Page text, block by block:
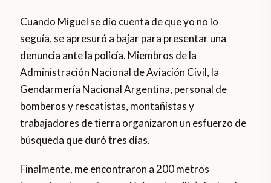
Cuando Miguel se dio cuenta de que yo no lo
seguía, se apresuró a bajar para presentar una
denuncia ante la policía. Miembros de la
Administración Nacional de Aviación Civil, la
Gendarmería Nacional Argentina, personal de
bomberos y rescatistas, montañistas y
trabajadores de tierra organizaron un esfuerzo de
búsqueda que duró tres días.
Finalmente, me encontraron a 200 metros